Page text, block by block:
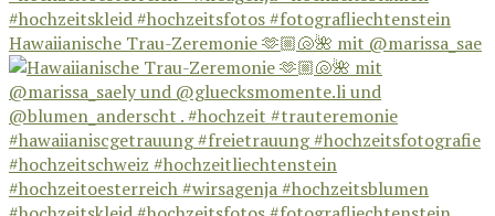
Hawaiianische Trau-Zeremonie 🫶🏼🐚🌺 mit @marissa_sae